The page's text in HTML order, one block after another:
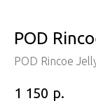
POD
POD Rincoe
1 150 р.